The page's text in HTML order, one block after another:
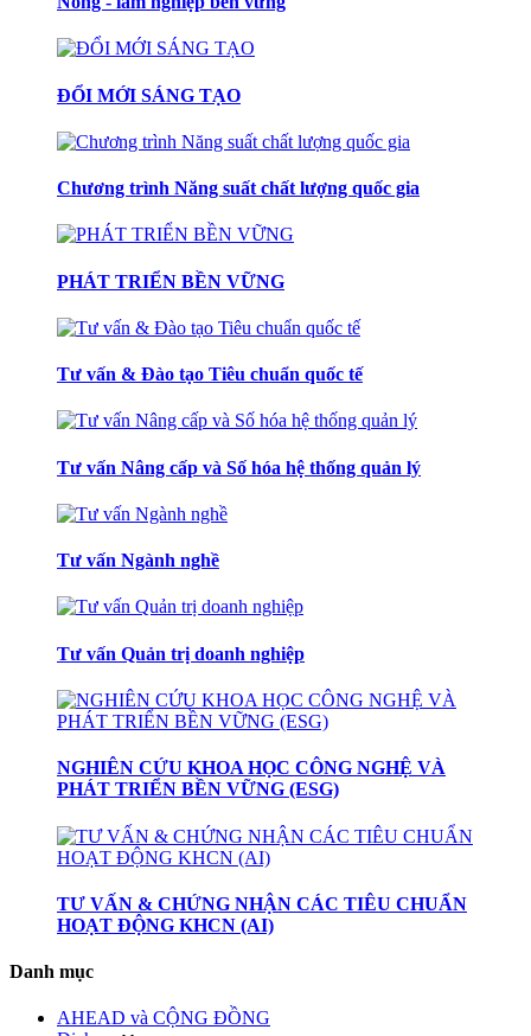
ĐỔI MỚI SÁNG TẠO
Chương trình Năng suất chất lượng quốc gia
PHÁT TRIỂN BỀN VỮNG
Tư vấn & Đào tạo Tiêu chuẩn quốc tế
Tư vấn Nâng cấp và Số hóa hệ thống quản lý
Tư vấn Ngành nghề
Tư vấn Quản trị doanh nghiệp
NGHIÊN CỨU KHOA HỌC CÔNG NGHỆ VÀ
PHÁT TRIỂN BỀN VỮNG (ESG)
TƯ VẤN & CHỨNG NHẬN CÁC TIÊU CHUẨN
HOẠT ĐỘNG KHCN (AI)
Danh mục
AHEAD và CỘNG ĐỒNG